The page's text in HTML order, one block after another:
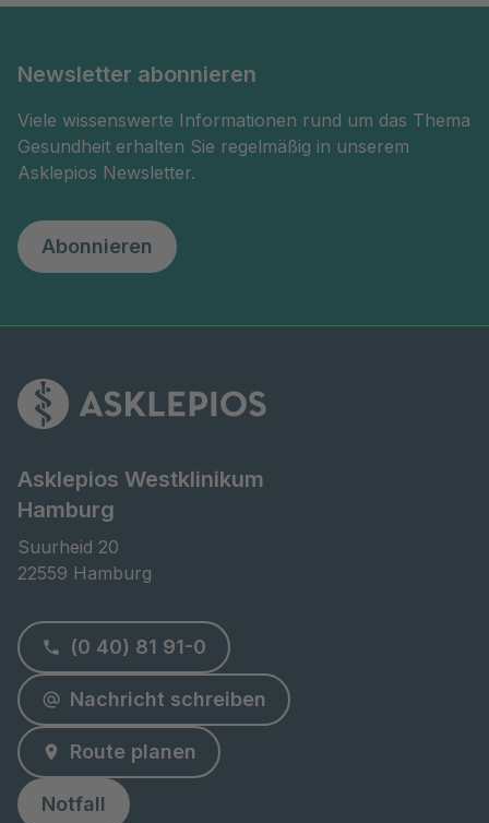
Newsletter abonnieren
Viele wissenswerte Informationen rund um das Thema
Gesundheit erhalten Sie regelmäßig in unserem
Asklepios Newsletter.
Abonnieren
Asklepios Westklinikum
Hamburg
Suurheid 20
22559 Hamburg
(0 40) 81 91-0
Nachricht schreiben
Route planen
Notfall